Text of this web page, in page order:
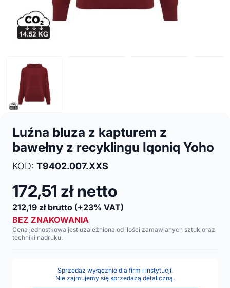
Luźna bluza z kapturem z
bawełny z recyklingu Iqoniq Yoho
KOD: T9402.007.XXS
172,51 zł netto
212,19 zł brutto (+23% VAT)
BEZ ZNAKOWANIA
Cena jednostkowa jest uzależniona od ilości zamawianych sztuk oraz
techniki nadruku.
Sprzedaż wyłącznie dla firm i instytucji.
Nie zajmujemy się sprzedażą detaliczną.